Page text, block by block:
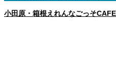
小田原・箱根えれんなごっそ